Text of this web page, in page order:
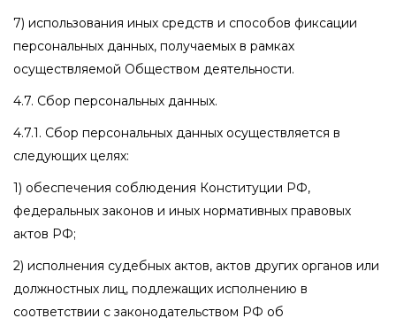
7) использования иных средств и способов фиксации
персональных данных, получаемых в рамках
осуществляемой Обществом деятельности.
4.7. Сбор персональных данных.
4.7.1. Сбор персональных данных осуществляется в
следующих целях:
1) обеспечения соблюдения Конституции РФ,
федеральных законов и иных нормативных правовых
актов РФ;
2) исполнения судебных актов, актов других органов или
должностных лиц, подлежащих исполнению в
соответствии с законодательством РФ об